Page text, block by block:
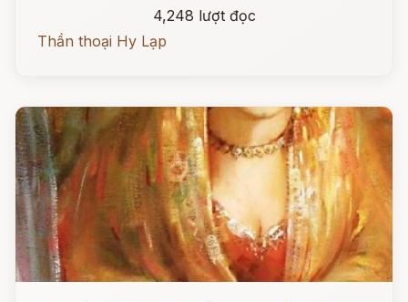
4,248 lượt đọc
Thần thoại Hy Lạp